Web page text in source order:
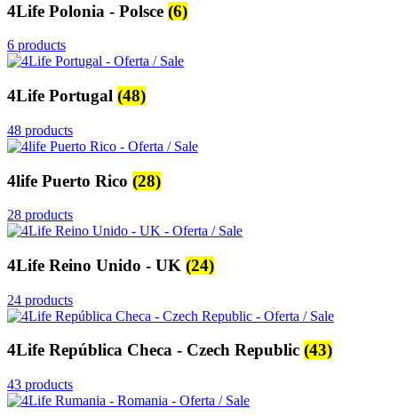
4Life Polonia - Polsce (6)
6 products
4Life Portugal (48)
48 products
4life Puerto Rico (28)
28 products
4Life Reino Unido - UK (24)
24 products
4Life República Checa - Czech Republic (43)
43 products